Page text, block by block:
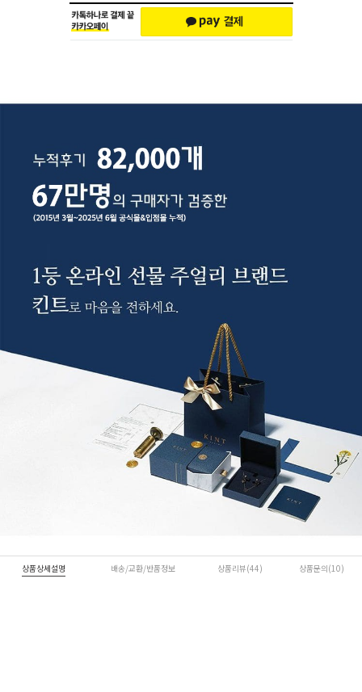
상품상세설명 배송/교환/반품정보 상품리뷰(44) 상품문의(10)